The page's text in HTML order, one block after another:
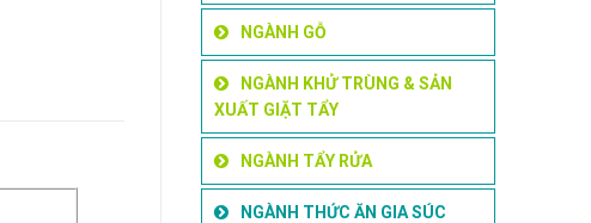
NGÀNH GỖ
NGÀNH KHỬ TRÙNG & SẢN
XUẤT GIẶT TẨY
NGÀNH TẨY RỬA
NGÀNH THỨC ĂN GIA SÚC